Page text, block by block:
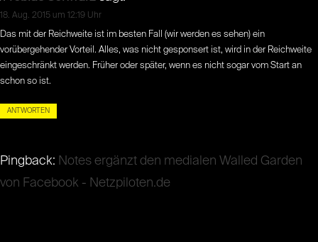
18. Aug. 2015 um 12:19 Uhr
Das mit der Reichweite ist im besten Fall (wir werden es sehen) ein
vorübergehender Vorteil. Alles, was nicht gesponsert ist, wird in der Reichweite
eingeschränkt werden. Früher oder später, wenn es nicht sogar vom Start an
schon so ist.
ANTWORTEN
Pingback: Notes ergänzt den medialen Walled Garden
von Facebook - Netzpiloten.de